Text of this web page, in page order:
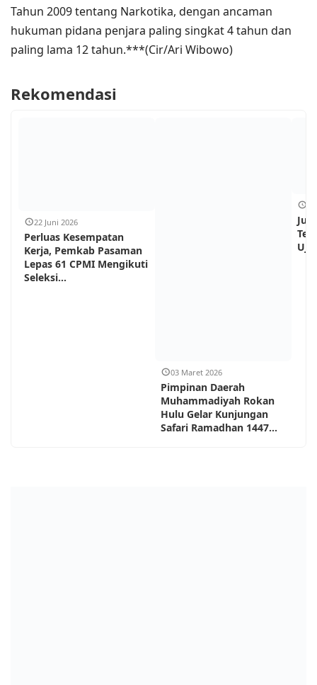
Tahun 2009 tentang Narkotika, dengan ancaman
hukuman pidana penjara paling singkat 4 tahun dan
paling lama 12 tahun.***(Cir/Ari Wibowo)
Rekomendasi
22 Juni 2026
Perluas Kesempatan
Kerja, Pemkab Pasaman
Lepas 61 CPMI Mengikuti
Seleksi...
03 Maret 2026
Pimpinan Daerah
Muhammadiyah Rokan
Hulu Gelar Kunjungan
Safari Ramadhan 1447...